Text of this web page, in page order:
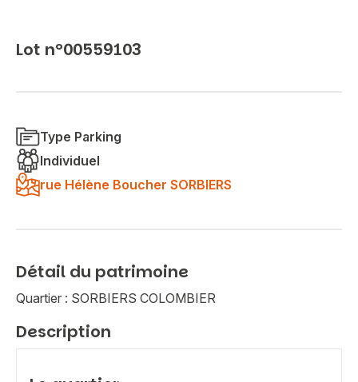
Lot n°00559103
Type Parking
Individuel
rue Hélène Boucher SORBIERS
Détail du patrimoine
Quartier : SORBIERS COLOMBIER
Description